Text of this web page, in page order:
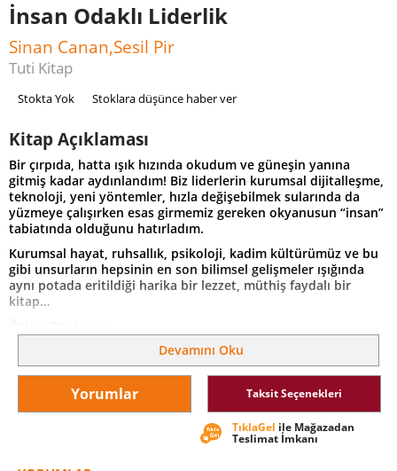
İnsan Odaklı Liderlik
Sinan Canan,Sesil Pir
Tuti Kitap
Stokta Yok Stoklara düşünce haber ver
Kitap Açıklaması
Bir çırpıda, hatta ışık hızında okudum ve güneşin yanına
gitmiş kadar aydınlandım! Biz liderlerin kurumsal dijitalleşme,
teknoloji, yeni yöntemler, hızla değişebilmek sularında da
yüzmeye çalışırken esas girmemiz gereken okyanusun “insan”
tabiatında olduğunu hatırladım.
Kurumsal hayat, ruhsallık, psikoloji, kadim kültürümüz ve bu
gibi unsurların hepsinin en son bilimsel gelişmeler ışığında
aynı potada eritildiği harika bir lezzet, müthiş faydalı bir
kitap…
Doğuş Otomotiv Yönetim Kurulu Üyesi, girişimci iş kadını, sivil
toplum lideri.
Cebinde Mucize Yarat kitabının yazarı.
Hayatımızda aktif zamanımızın çoğunu çalışarak geçiriyoruz.
Yaratılışımızın belki de tek gayesi önce kendimizle tanışıp
değerlerimiz için yaşamakken, yani “insan” olabilmeye
Devamını Oku
Yorumlar Taksit Seçenekleri
TıklaGel ile Mağazadan
Teslimat İmkanı